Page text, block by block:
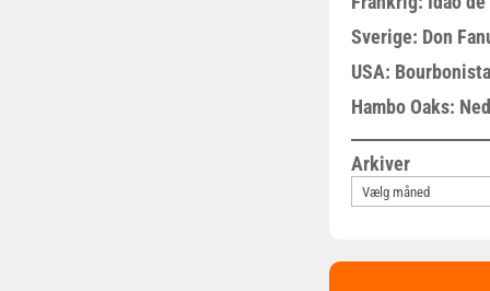
Sverige: Don
USA:
Hambo Oaks:
Arkiver